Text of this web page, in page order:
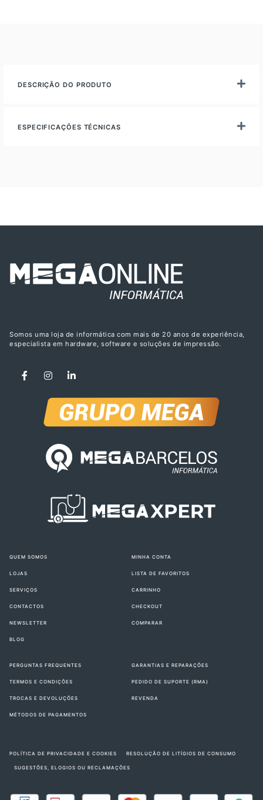
DESCRIÇÃO DO PRODUTO
ESPECIFICAÇÕES TÉCNICAS
Somos uma loja de informática com mais de 20 anos de experiência,
especialista em hardware, software e soluções de impressão.
QUEM SOMOS
LOJAS
SERVIÇOS
CONTACTOS
NEWSLETTER
BLOG
MINHA CONTA
LISTA DE FAVORITOS
CARRINHO
CHECKOUT
COMPARAR
PERGUNTAS FREQUENTES
TERMOS E CONDIÇÕES
TROCAS E DEVOLUÇÕES
MÉTODOS DE PAGAMENTOS
GARANTIAS E REPARAÇÕES
PEDIDO DE SUPORTE (RMA)
REVENDA
POLÍTICA DE PRIVACIDADE E COOKIES RESOLUÇÃO DE LITÍGIOS DE CONSUMO
SUGESTÕES, ELOGIOS OU RECLAMAÇÕES